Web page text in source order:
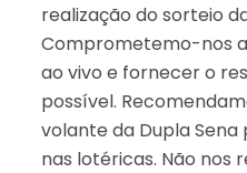
realização do sorteio
Comprometemo-nos
ao vivo e fornecer o
possível.
volante da Dupla
nas lotéricas. Não nos